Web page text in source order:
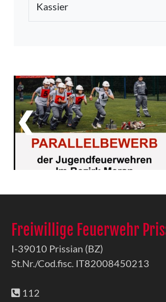
Kassier
Freiwillige Feuerwehr
I-39010 Prissian (BZ)
St.Nr./Cod.fisc. IT82008450213
112